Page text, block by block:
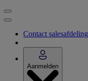
Contact salesafdeling
Aanmelden